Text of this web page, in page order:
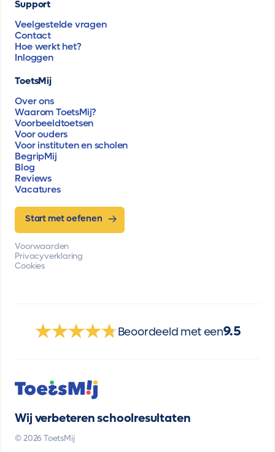
Support
Veelgestelde vragen
Contact
Hoe werkt het?
Inloggen
ToetsMij
Over ons
Waarom ToetsMij?
Voorbeeldtoetsen
Voor ouders
Voor instituten en scholen
BegripMij
Blog
Reviews
Vacatures
Start met oefenen
Voorwaarden
Privacyverklaring
Cookies
Beoordeeld met een9.5
Wij verbeteren schoolresultaten
© 2026 ToetsMij